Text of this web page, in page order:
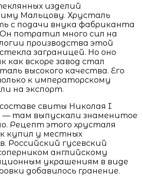
изделий
Мальцову. Хрусталь
с подачи внука фабриканта
потратил много сил на
производства этой
заграницей. Но оно
как вскоре завод стал
высокого качества. Его
к императорскому
на экспорт.
свиты Николая I
— там выпускали знаменитое
Рецепт этого хрусталя
купил у местных
Российский гусевский
английскому
украшениям в виде
добавилось гранение.